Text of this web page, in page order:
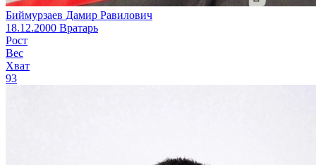
Биймурзаев Дамир Равилович
18.12.2000 Вратарь
Рост
Вес
Хват
93